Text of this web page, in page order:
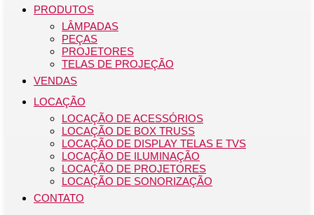
PRODUTOS
LÂMPADAS
PEÇAS
PROJETORES
TELAS DE PROJEÇÃO
VENDAS
LOCAÇÃO
LOCAÇÃO DE ACESSÓRIOS
LOCAÇÃO DE BOX TRUSS
LOCAÇÃO DE DISPLAY TELAS E TVS
LOCAÇÃO DE ILUMINAÇÃO
LOCAÇÃO DE PROJETORES
LOCAÇÃO DE SONORIZAÇÃO
CONTATO